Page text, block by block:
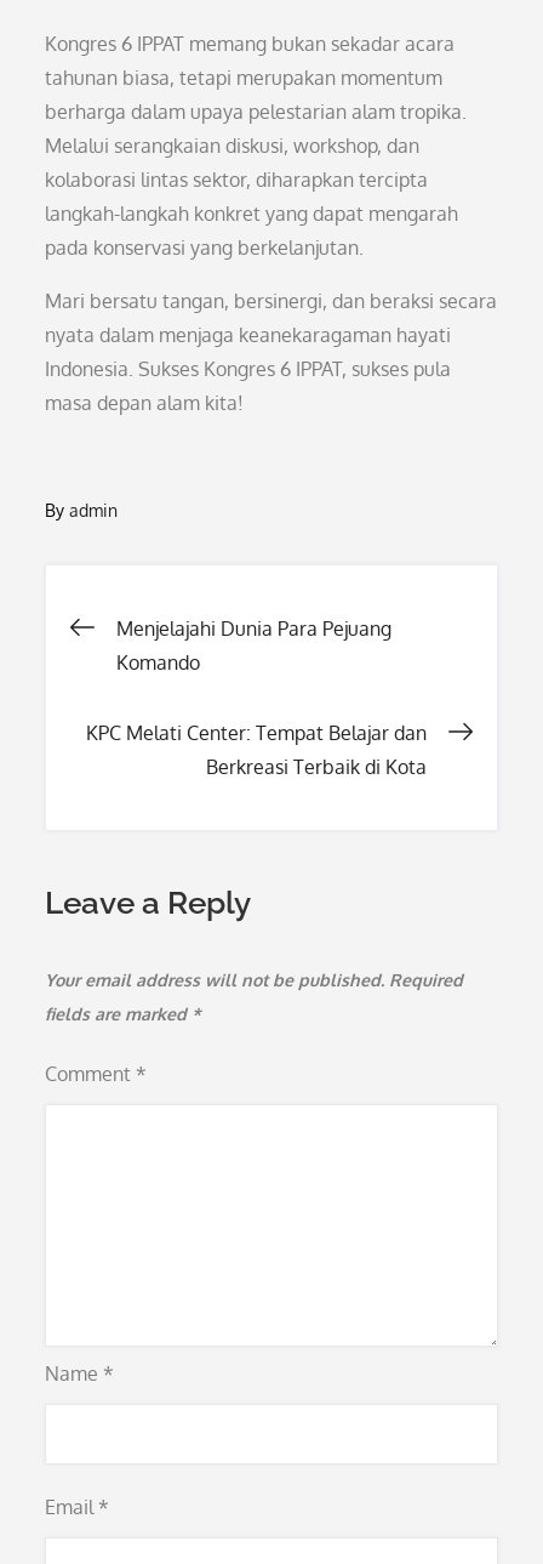
Kongres 6 IPPAT memang bukan sekadar acara
tahunan biasa, tetapi merupakan momentum
berharga dalam upaya pelestarian alam tropika.
Melalui serangkaian diskusi, workshop, dan
kolaborasi lintas sektor, diharapkan tercipta
langkah-langkah konkret yang dapat mengarah
pada konservasi yang berkelanjutan.
Mari bersatu tangan, bersinergi, dan beraksi secara
nyata dalam menjaga keanekaragaman hayati
Indonesia. Sukses Kongres 6 IPPAT, sukses pula
masa depan alam kita!
Byadmin
Post
Menjelajahi Dunia Para Pejuang
Komando
KPC Melati Center: Tempat Belajar dan
Berkreasi Terbaik di Kota
Leave a Reply
Your email address will not be published. Required
fields are marked *
Comment *
Name *
Email *